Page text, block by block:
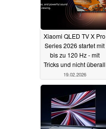
Xiaomi QLED TV X Pro
Series 2026 startet mit
bis zu 120 Hz - mit
Tricks und nicht überall
19.02.2026